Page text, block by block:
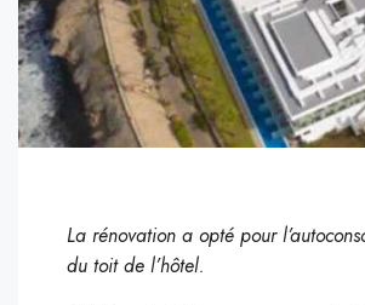
La rénovation a opté pour
du toit de l’hôtel.